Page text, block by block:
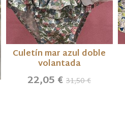
Culetín mar azul doble
volantada
22,05 €31,50 €